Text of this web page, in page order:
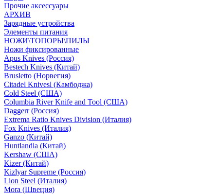
Прочие аксессуары
АРХИВ
Зарядные устройства
Элементы питания
НОЖИ\ТОПОРЫ\ПИЛЫ
Ножи фиксированные
Apus Knives (Россия)
Bestech Knives (Китай)
Brusletto (Норвегия)
Citadel Knivesl (Камбоджа)
Cold Steel (США)
Columbia River Knife and Tool (США)
Daggerr (Россия)
Extrema Ratio Knives Division (Италия)
Fox Knives (Италия)
Ganzo (Китай)
Huntlandia (Китай)
Kershaw (США)
Kizer (Китай)
Kizlyar Supreme (Россия)
Lion Steel (Италия)
Mora (Швеция)